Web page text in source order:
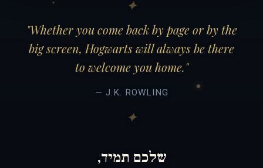
"Whether you come back by page or by the
big screen, Hogwarts will always be there
to welcome you home."
— J.K. ROWLING
שלכם תמיד,